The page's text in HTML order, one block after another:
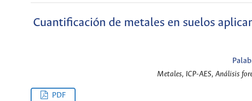
Cuantificación de metales en suelos
Metales, ICP-AES, Análisis
PDF